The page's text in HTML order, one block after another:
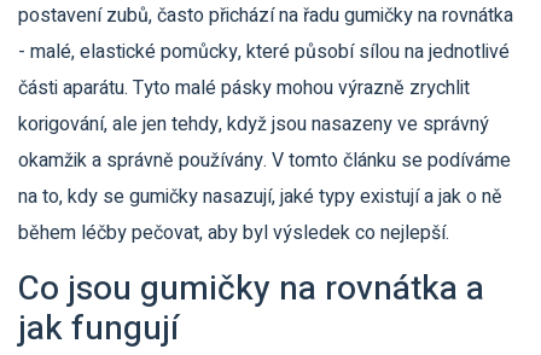
postavení zubů, často přichází na řadugumičky na rovnátka
- malé, elastické pomůcky, které působí sílou na jednotlivé
části aparátu. Tyto malé pásky mohou výrazně zrychlit
korigování, ale jen tehdy, když jsou nasazeny ve správný
okamžik a správně používány. V tomto článku se podíváme
na to, kdy se gumičky nasazují, jaké typy existují a jak o ně
během léčby pečovat, aby byl výsledek co nejlepší.
Co jsou gumičky na rovnátka a
jak fungují